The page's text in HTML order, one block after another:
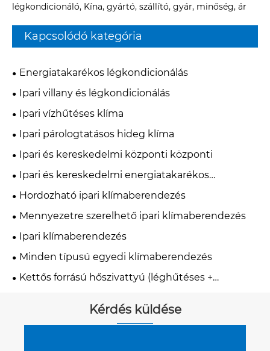
légkondicionáló, Kína, gyártó, szállító, gyár, minőség, ár
Kapcsolódó kategória
Energiatakarékos légkondicionálás
Ipari villany és légkondicionálás
Ipari vízhűtéses klíma
Ipari párologtatásos hideg klíma
Ipari és kereskedelmi központi központi
Ipari és kereskedelmi energiatakarékos
klímaberendezés
Hordozható ipari klímaberendezés
Mennyezetre szerelhető ipari klímaberendezés
Ipari klímaberendezés
Minden típusú egyedi klímaberendezés
Kettős forrású hőszivattyú (léghűtéses +
Kérdés küldése